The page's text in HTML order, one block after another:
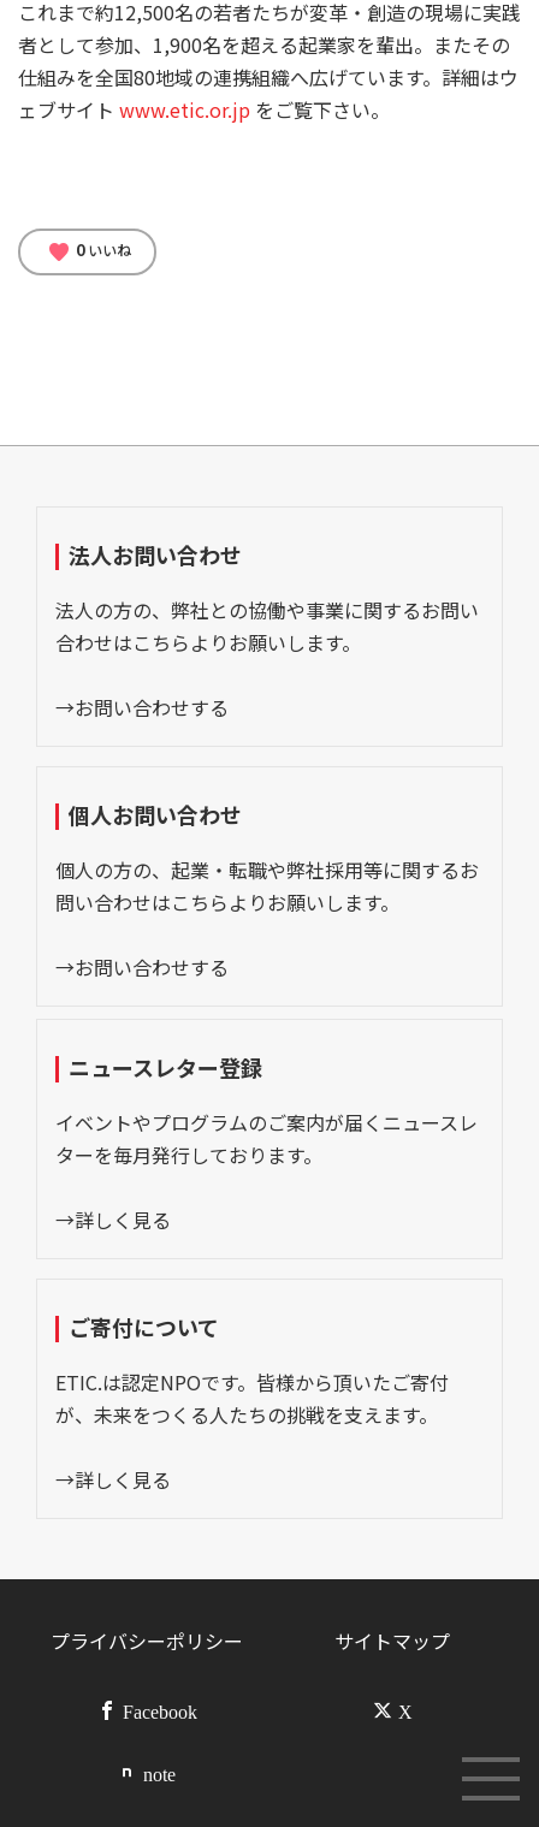
これまで約12,500名の若者たちが変革・創造の現場に実践
者として参加、1,900名を超える起業家を輩出。またその
仕組みを全国80地域の連携組織へ広げています。詳細はウ
ェブサイト www.etic.or.jp をご覧下さい。
favorite 0 いいね
法人お問い合わせ
法人の方の、弊社との協働や事業に関するお問い
合わせはこちらよりお願いします。
→お問い合わせする
個人お問い合わせ
個人の方の、起業・転職や弊社採用等に関するお
問い合わせはこちらよりお願いします。
→お問い合わせする
ニュースレター登録
イベントやプログラムのご案内が届くニュースレ
ターを毎月発行しております。
→詳しく見る
ご寄付について
ETIC.は認定NPOです。皆様から頂いたご寄付
が、未来をつくる人たちの挑戦を支えます。
→詳しく見る
プライバシーポリシー サイトマップ
Facebook X
note